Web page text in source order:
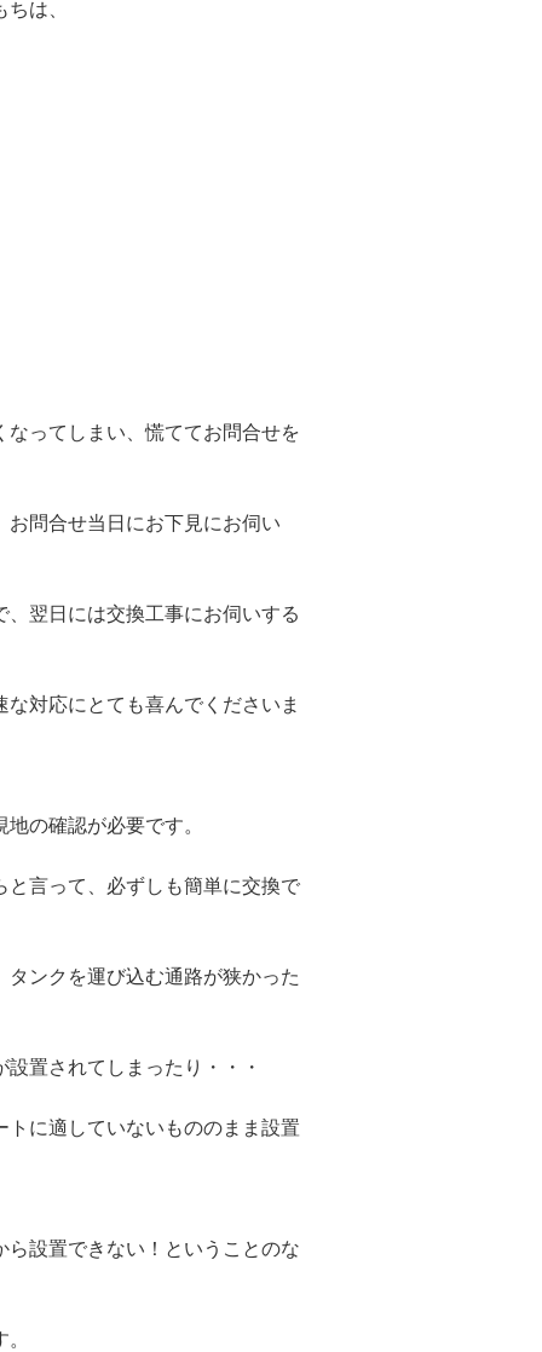
は、
ってしまい、慌ててお問合せを
問合せ当日にお下見にお伺い
翌日には交換工事にお伺いする
対応にとても喜んでくださいま
の確認が必要です。
言って、必ずしも簡単に交換で
ンクを運び込む通路が狭かった
置されてしまったり・・・
に適していないもののまま設置
設置できない！ということのな